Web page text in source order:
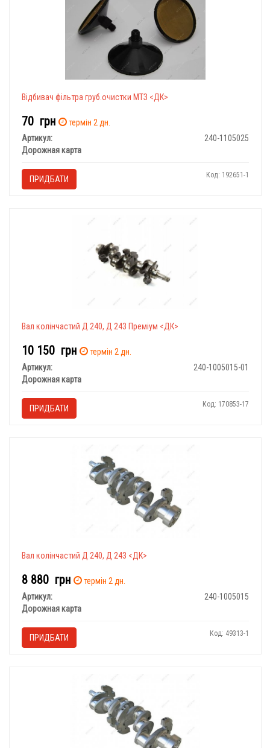
Відбивач фільтра груб.очистки МТЗ <ДК>
70 грн
термін 2 дн.
Артикул:
240-1105025
Дорожная карта
ПРИДБАТИ Код: 192651-1
Вал колінчастий Д 240, Д 243 Преміум <ДК>
10 150 грн
термін 2 дн.
Артикул:
240-1005015-01
Дорожная карта
ПРИДБАТИ Код: 170853-17
Вал колінчастий Д 240, Д 243 <ДК>
8 880 грн
термін 2 дн.
Артикул:
240-1005015
Дорожная карта
ПРИДБАТИ Код: 49313-1